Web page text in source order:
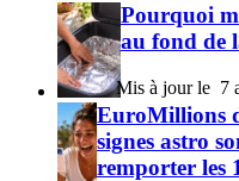
Pourquoi
au fond de
7
EuroMillions
signes astro
remporter les